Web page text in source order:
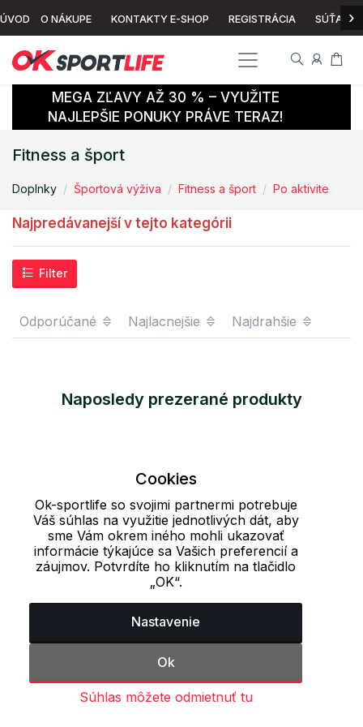
ÚVOD O NÁKUPE KONTAKTY E-SHOP REGISTRÁCIA SÚŤAŽ ›
MEGA ZĽAVY AŽ 30 % – VYUŽITE
NAJLEPŠIE PONUKY PRÁVE TERAZ!
Fitness a šport
Doplnky Športová výživa Fitness a šport Po aktivite
Najpredávanejší v tejto kategórii
Filter
Odporúčané Najlacnejšie Najdrahšie
Naposledy prezerané produkty
Cookies
Ok-sportlife so svojimi partnermi potrebuje
Váš súhlas na využitie jednotlivých dát, aby
sme Vám okrem iného mohli ukazovať
informácie týkajúce sa Vašich preferencií a
záujmov. Potvrdíte ho kliknutím na tlačidlo
„OK“.
Nastavenie
Ok
Súhlas môžete odmietnuť tu